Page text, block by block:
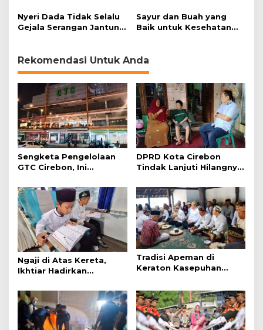
Nyeri Dada Tidak Selalu
Gejala Serangan Jantung
Sayur dan Buah yang
Baik untuk Kesehatan
Rekomendasi Untuk Anda
Sengketa Pengelolaan
GTC Cirebon, Ini
Simanjuntak
DPRD Kota Cirebon
Tindak Lanjuti Hilangnya
Disabilitas
Ngaji di Atas Kereta,
Ikhtiar Hadirkan
Nyaman
Tradisi Apeman di
Keraton Kasepuhan
dan Doa